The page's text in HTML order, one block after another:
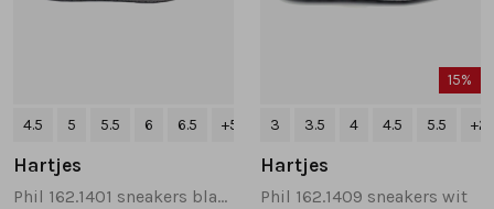
4.5 5 5.5 6 6.5 +5
Hartjes
Phil 162.1401 sneakers blauw
15%
3 3.5 4 4.5 5.5 +2
Hartjes
Phil 162.1409 sneakers wit